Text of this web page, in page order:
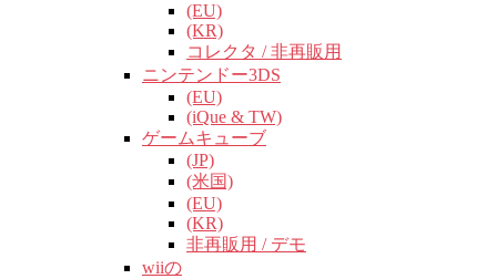
(EU)
(KR)
コレクタ / 非再販用
ニンテンドー3DS
(EU)
(iQue & TW)
ゲームキューブ
(JP)
(米国)
(EU)
(KR)
非再販用 / デモ
wiiの